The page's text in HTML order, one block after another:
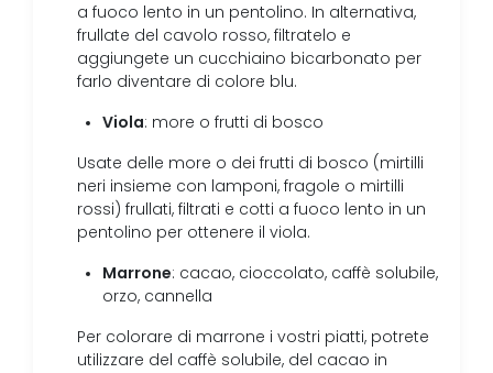
a fuoco lento in un pentolino. In alternativa,
frullate del cavolo rosso, filtratelo e
aggiungete un cucchiaino bicarbonato per
farlo diventare di colore blu.
Viola: more o frutti di bosco
Usate delle more o dei frutti di bosco (mirtilli
neri insieme con lamponi, fragole o mirtilli
rossi) frullati, filtrati e cotti a fuoco lento in un
pentolino per ottenere il viola.
Marrone: cacao, cioccolato, caffè solubile,
orzo, cannella
Per colorare di marrone i vostri piatti, potrete
utilizzare del caffè solubile, del cacao in